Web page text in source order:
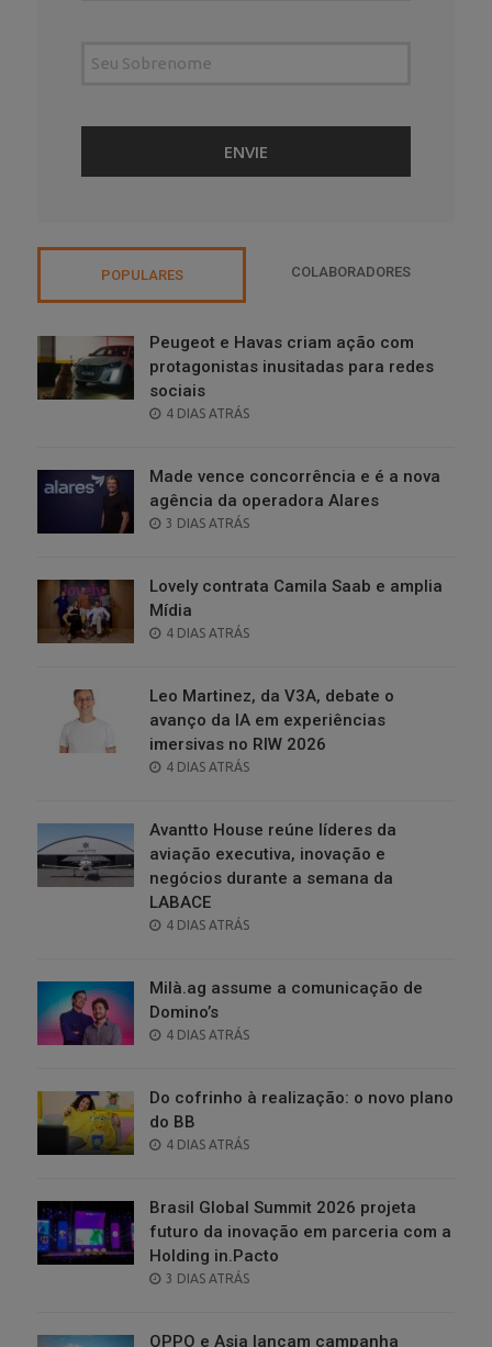
POPULARES COLABORADORES
Peugeot e Havas criam ação com
protagonistas inusitadas para redes
sociais
POSTED
4 DIAS ATRÁS
Made vence concorrência e é a nova
agência da operadora Alares
POSTED
3 DIAS ATRÁS
Lovely contrata Camila Saab e amplia
Mídia
POSTED
4 DIAS ATRÁS
Leo Martinez, da V3A, debate o
avanço da IA em experiências
imersivas no RIW 2026
POSTED
4 DIAS ATRÁS
Avantto House reúne líderes da
aviação executiva, inovação e
negócios durante a semana da
LABACE
POSTED
4 DIAS ATRÁS
Milà.ag assume a comunicação de
Domino’s
POSTED
4 DIAS ATRÁS
Do cofrinho à realização: o novo plano
do BB
POSTED
4 DIAS ATRÁS
Brasil Global Summit 2026 projeta
futuro da inovação em parceria com a
Holding in.Pacto
POSTED
3 DIAS ATRÁS
OPPO e Asia lançam campanha